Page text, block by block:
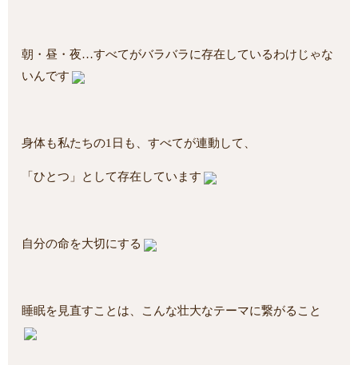
朝・昼・夜…すべてがバラバラに存在しているわけじゃな
いんです
身体も私たちの1日も、すべてが連動して、
「ひとつ」として存在しています
自分の命を大切にする
睡眠を見直すことは、こんな壮大なテーマに繋がること